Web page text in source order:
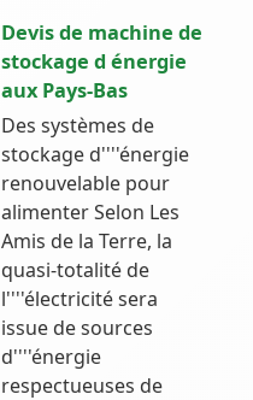
Devis de machine de
stockage d énergie
aux Pays-Bas
Des systèmes de
stockage d''''énergie
renouvelable pour
alimenter Selon Les
Amis de la Terre, la
quasi-totalité de
l''''électricité sera
issue de sources
d''''énergie
respectueuses de